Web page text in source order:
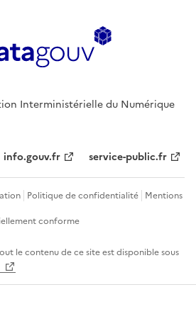
Interministérielle du Numérique
info.gouv.fr service-public.fr
Politique de confidentialité Mentions
conforme
le contenu de ce site est disponible sous